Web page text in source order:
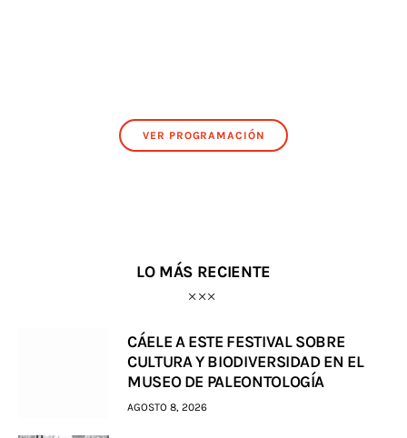
VER PROGRAMACIÓN
LO MÁS RECIENTE
CÁELE A ESTE FESTIVAL SOBRE
CULTURA Y BIODIVERSIDAD EN EL
MUSEO DE PALEONTOLOGÍA
AGOSTO 8, 2026